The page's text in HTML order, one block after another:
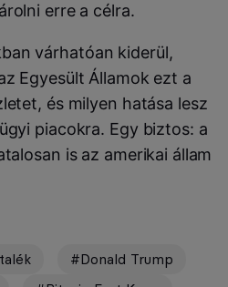
erre a célra.
várhatóan kiderül,
Egyesült Államok ezt a
és milyen hatása lesz
piacokra. Egy biztos: a
is az amerikai állam
#Donald Trump